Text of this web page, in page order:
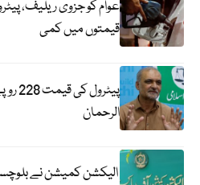
عوام کو جزوی ریلیف،
قیمتوں میں کمی
الرحمان